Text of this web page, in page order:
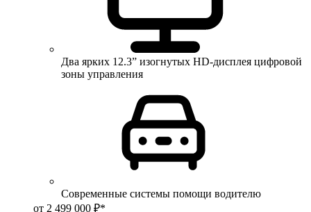
Два ярких 12.3” изогнутых HD-дисплея цифровой
зоны управления
Современные системы помощи водителю
от 2 499 000 ₽*